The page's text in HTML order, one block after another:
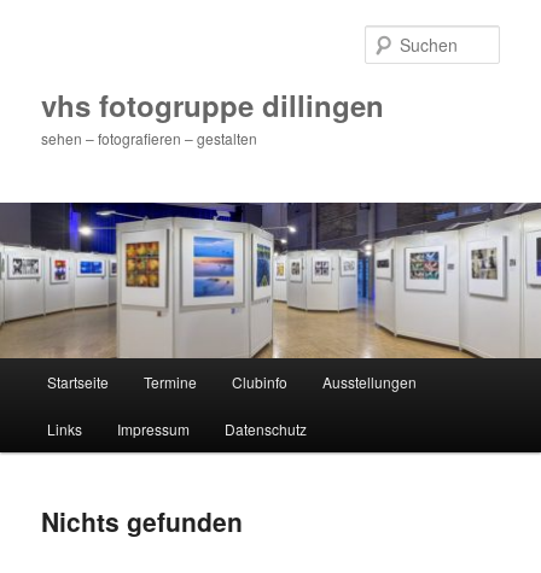
vhs fotogruppe dillingen
sehen – fotografieren – gestalten
Startseite Termine Clubinfo Ausstellungen
Links Impressum Datenschutz
Nichts gefunden